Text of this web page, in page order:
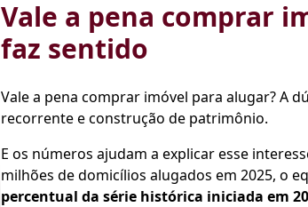
Vale a pena comprar
faz sentido
Vale a pena comprar imóvel para alugar? A
recorrente e construção de patrimônio.
E os números ajudam a explicar esse
milhões de domicílios alugados em 2025, o
percentual da série histórica iniciada em